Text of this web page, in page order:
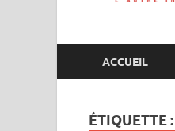
ACCUEIL
ÉTIQUETTE :